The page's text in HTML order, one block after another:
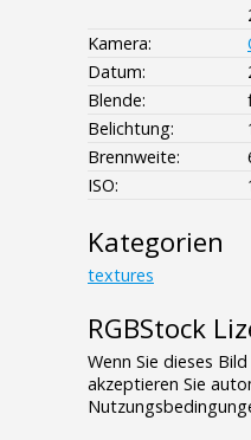
Kamera:
Datum:
Blende:
Belichtung:
Brennweite:
ISO:
Kategorien
textures
RGBStock
Wenn Sie dieses
akzeptieren Sie